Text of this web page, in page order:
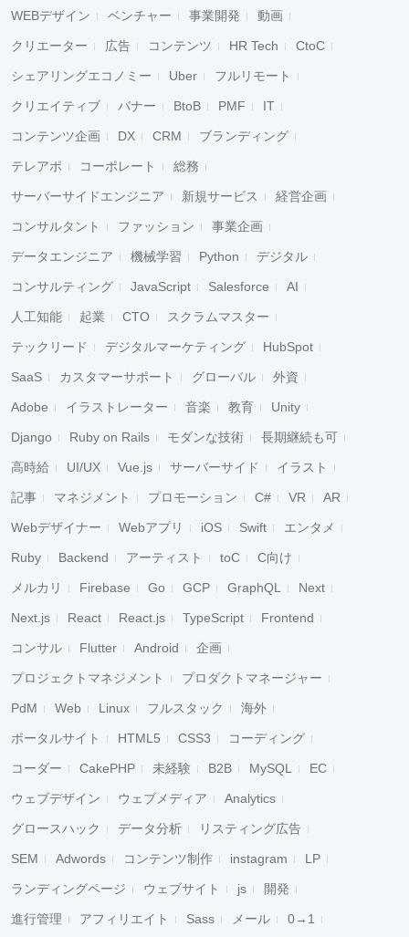
WEBデザイン ベンチャー 事業開発 動画
クリエーター 広告 コンテンツ HR Tech CtoC
シェアリングエコノミー Uber フルリモート
クリエイティブ バナー BtoB PMF IT
コンテンツ企画 DX CRM ブランディング
テレアポ コーポレート 総務
サーバーサイドエンジニア 新規サービス 経営企画
コンサルタント ファッション 事業企画
データエンジニア 機械学習 Python デジタル
コンサルティング JavaScript Salesforce AI
人工知能 起業 CTO スクラムマスター
テックリード デジタルマーケティング HubSpot
SaaS カスタマーサポート グローバル 外資
Adobe イラストレーター 音楽 教育 Unity
Django Ruby on Rails モダンな技術 長期継続も可
高時給 UI/UX Vue.js サーバーサイド イラスト
記事 マネジメント プロモーション C# VR AR
Webデザイナー Webアプリ iOS Swift エンタメ
Ruby Backend アーティスト toC C向け
メルカリ Firebase Go GCP GraphQL Next
Next.js React React.js TypeScript Frontend
コンサル Flutter Android 企画
プロジェクトマネジメント プロダクトマネージャー
PdM Web Linux フルスタック 海外
ポータルサイト HTML5 CSS3 コーディング
コーダー CakePHP 未経験 B2B MySQL EC
ウェブデザイン ウェブメディア Analytics
グロースハック データ分析 リスティング広告
SEM Adwords コンテンツ制作 instagram LP
ランディングページ ウェブサイト js 開発
進行管理 アフィリエイト Sass メール 0→1